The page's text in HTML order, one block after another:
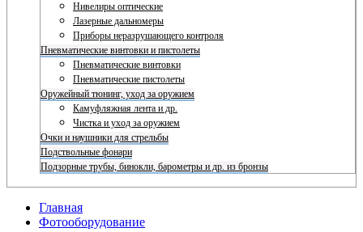
Нивелиры оптические
Лазерные дальномеры
Приборы неразрушающего контроля
Пневматические винтовки и пистолеты
Пневматические винтовки
Пневматические пистолеты
Оружейный тюнинг, уход за оружием
Камуфляжная лента и др.
Чистка и уход за оружием
Очки и наушники для стрельбы
Подствольные фонари
Подзорные трубы, бинокли, барометры и др. из бронзы
Главная
Фотооборудование